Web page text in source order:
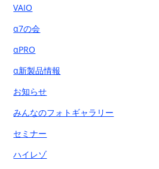
VAIO
α7の会
αPRO
α新製品情報
お知らせ
みんなのフォトギャラリー
セミナー
ハイレゾ